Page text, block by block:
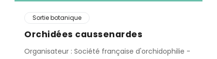
Sortie botanique
Orchidées caussenardes
Organisateur : Société française d'orchidophilie -